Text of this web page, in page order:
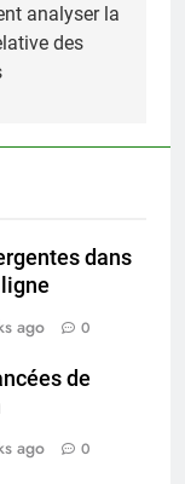
analyser la
des
dans
ago 0
de
ago 0